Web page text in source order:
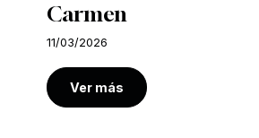
Carmen
11/03/2026
Ver más